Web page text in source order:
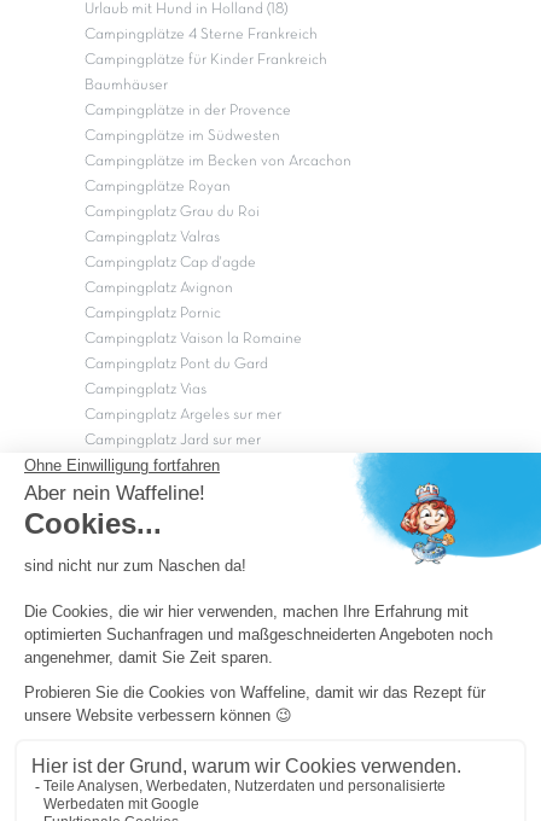
Urlaub mit Hund in Holland (18)
Campingplätze 4 Sterne Frankreich
Campingplätze für Kinder Frankreich
Baumhäuser
Campingplätze in der Provence
Campingplätze im Südwesten
Campingplätze im Becken von Arcachon
Campingplätze Royan
Campingplatz Grau du Roi
Campingplatz Valras
Campingplatz Cap d'agde
Campingplatz Avignon
Campingplatz Pornic
Campingplatz Vaison la Romaine
Campingplatz Pont du Gard
Campingplatz Vias
Campingplatz Argeles sur mer
Campingplatz Jard sur mer
Campingplatz Sarzeau
Campingplatz Fréjus
Campingplätze in Camargue
OK
Copyright Capfun 2026 ©
Camping-Pass
Impressum
Cookie-Einstellungen